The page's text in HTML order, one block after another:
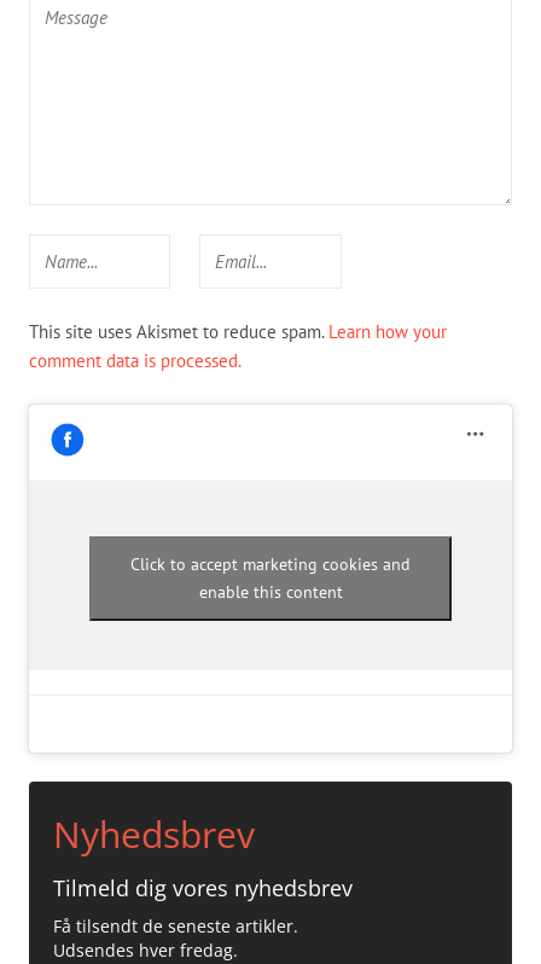
This site uses Akismet to reduce spam. Learn how your
comment data is processed.
Click to accept marketing cookies and
enable this content
Nyhedsbrev
Tilmeld dig vores nyhedsbrev
Få tilsendt de seneste artikler.
Udsendes hver fredag.